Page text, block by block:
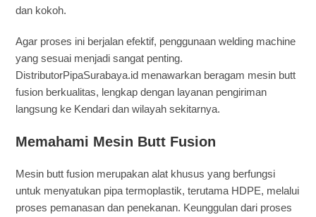
dan kokoh.
Agar proses ini berjalan efektif, penggunaan welding machine
yang sesuai menjadi sangat penting.
DistributorPipaSurabaya.id menawarkan beragam mesin butt
fusion berkualitas, lengkap dengan layanan pengiriman
langsung ke Kendari dan wilayah sekitarnya.
Memahami Mesin Butt Fusion
Mesin butt fusion merupakan alat khusus yang berfungsi
untuk menyatukan pipa termoplastik, terutama HDPE, melalui
proses pemanasan dan penekanan. Keunggulan dari proses